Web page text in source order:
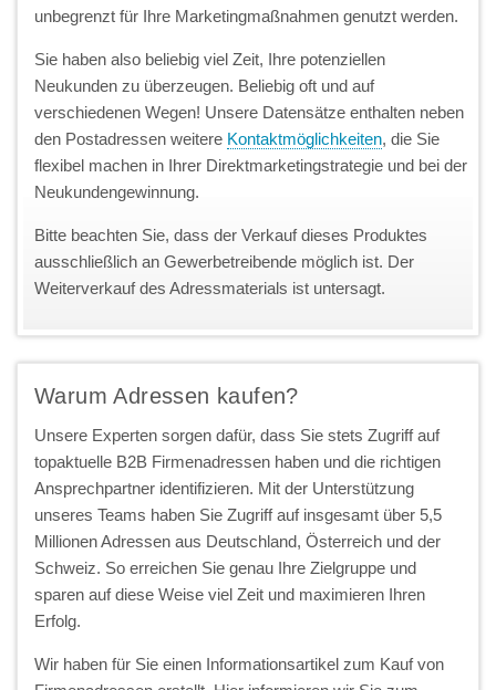
unbegrenzt für Ihre Marketingmaßnahmen genutzt werden.
Sie haben also beliebig viel Zeit, Ihre potenziellen
Neukunden zu überzeugen. Beliebig oft und auf
verschiedenen Wegen! Unsere Datensätze enthalten neben
den Postadressen weitere Kontaktmöglichkeiten, die Sie
flexibel machen in Ihrer Direktmarketingstrategie und bei der
Neukundengewinnung.
Bitte beachten Sie, dass der Verkauf dieses Produktes
ausschließlich an Gewerbetreibende möglich ist. Der
Weiterverkauf des Adressmaterials ist untersagt.
Warum Adressen kaufen?
Unsere Experten sorgen dafür, dass Sie stets Zugriff auf
topaktuelle B2B Firmenadressen haben und die richtigen
Ansprechpartner identifizieren. Mit der Unterstützung
unseres Teams haben Sie Zugriff auf insgesamt über 5,5
Millionen Adressen aus Deutschland, Österreich und der
Schweiz. So erreichen Sie genau Ihre Zielgruppe und
sparen auf diese Weise viel Zeit und maximieren Ihren
Erfolg.
Wir haben für Sie einen Informationsartikel zum Kauf von